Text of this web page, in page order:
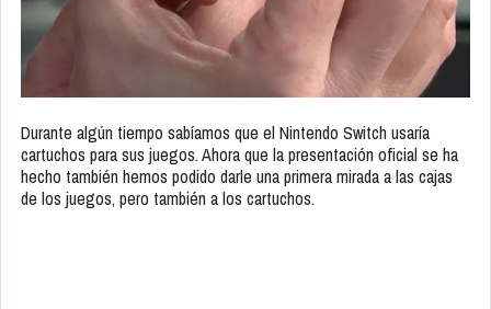
Durante algún tiempo sabíamos que el Nintendo Switch usaría
cartuchos para sus juegos. Ahora que la presentación oficial se ha
hecho también hemos podido darle una primera mirada a las cajas
de los juegos, pero también a los cartuchos.